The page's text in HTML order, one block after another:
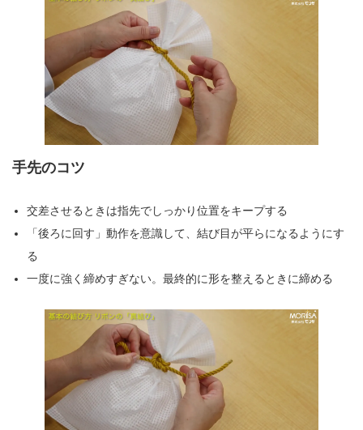
手先のコツ
交差させるときは指先でしっかり位置をキープする
「後ろに回す」動作を意識して、結び目が平らになるようにす
る
一度に強く締めすぎない。最終的に形を整えるときに締める